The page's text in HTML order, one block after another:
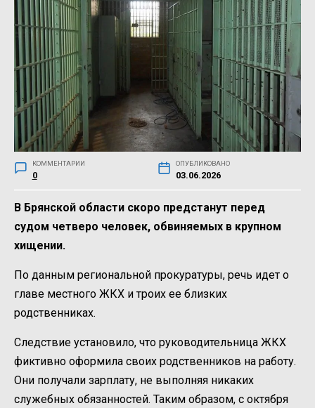
КОММЕНТАРИИ
0
ОПУБЛИКОВАНО
03.06.2026
В Брянской области скоро предстанут перед
судом четверо человек, обвиняемых в крупном
хищении.
По данным региональной прокуратуры, речь идет о
главе местного ЖКХ и троих ее близких
родственниках.
Следствие установило, что руководительница ЖКХ
фиктивно оформила своих родственников на работу.
Они получали зарплату, не выполняя никаких
служебных обязанностей. Таким образом, с октября